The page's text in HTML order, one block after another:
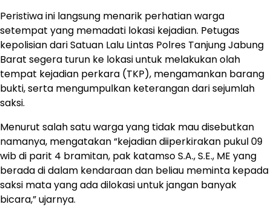
Peristiwa ini langsung menarik perhatian warga
setempat yang memadati lokasi kejadian. Petugas
kepolisian dari Satuan Lalu Lintas Polres Tanjung Jabung
Barat segera turun ke lokasi untuk melakukan olah
tempat kejadian perkara (TKP), mengamankan barang
bukti, serta mengumpulkan keterangan dari sejumlah
saksi.
Menurut salah satu warga yang tidak mau disebutkan
namanya, mengatakan “kejadian diiperkirakan pukul 09
wib di parit 4 bramitan, pak katamso S.A., S.E., ME yang
berada di dalam kendaraan dan beliau meminta kepada
saksi mata yang ada dilokasi untuk jangan banyak
bicara,” ujarnya.